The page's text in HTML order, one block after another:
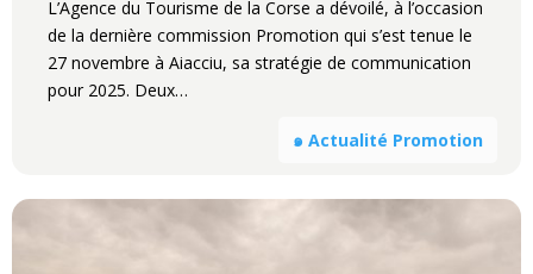
L’Agence du Tourisme de la Corse a dévoilé, à l’occasion
de la dernière commission Promotion qui s’est tenue le
27 novembre à Aiacciu, sa stratégie de communication
pour 2025. Deux…
๑ Actualité Promotion